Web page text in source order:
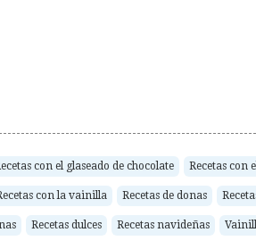
con el glaseado de chocolate Recetas con
con la vainilla Recetas de donas
Recetas dulces Recetas navideñas